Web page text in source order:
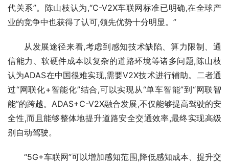
代关系”。陈山枝认为,“C-V2X车联网标准已明确,在全球产
业的竞争中也获得了认可,领先优势十分明显。”
从发展途径来看,考虑到感知技术缺陷、算力限制、通
信能力、软硬件成本以复杂的道路环境等诸多问题,陈山枝
认为ADAS在中国很难实现,需要V2X技术进行辅助。二者通
过“网联化+智能化”结合,可以实现从“单车智能”到“网联智
能”的跨越。ADAS+C-V2X融合发展,不仅能够提高驾驶的安
全性,而且能够整体地提升道路安全交通效率,最终实现高级
别自动驾驶。
“5G+车联网”可以增加感知范围,降低感知成本、提升交